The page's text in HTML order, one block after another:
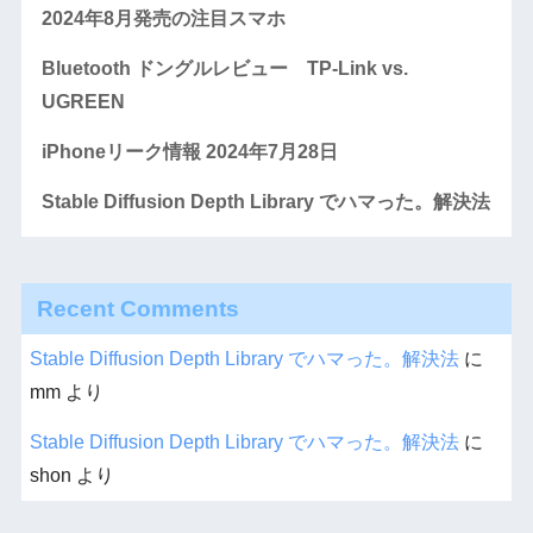
2024年8月発売の注目スマホ
Bluetooth ドングルレビュー TP-Link vs.
UGREEN
iPhoneリーク情報 2024年7月28日
Stable Diffusion Depth Library でハマった。解決法
Recent Comments
Stable Diffusion Depth Library でハマった。解決法に
mmより
Stable Diffusion Depth Library でハマった。解決法に
shon より